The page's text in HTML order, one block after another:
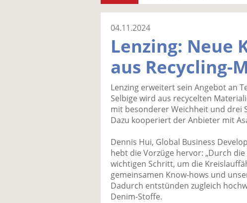
04.11.2024
Lenzing: Neue
aus Recycling-
Lenzing erweitert sein Angebot an
Selbige wird aus recycelten
mit besonderer Weichheit und drei
Dazu kooperiert der Anbieter mit
Dennis Hui, Global Business
hebt die Vorzüge hervor: „Durch
wichtigen Schritt, um die
gemeinsamen Know-hows und
Dadurch entstünden zugleich
Denim-Stoffe.